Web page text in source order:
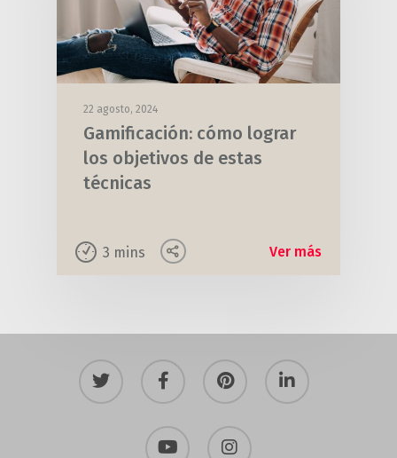
22 agosto, 2024
Gamificación: cómo lograr
los objetivos de estas
técnicas
3 mins Ver más
twitter facebook pinterest linkedin
youtube instagram